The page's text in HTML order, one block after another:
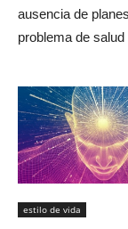
ausencia de
problema de
estilo de vida